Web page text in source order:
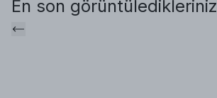
En son görüntüledikleriniz